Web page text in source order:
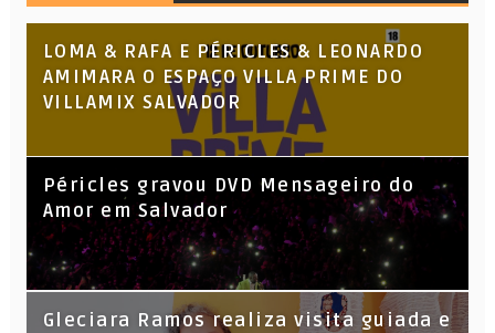
LOMA & RAFA E PÉRICLES & LEONARDO
AMIMARA O ESPAÇO VILLA PRIME DO
VILLAMIX SALVADOR
Péricles gravou DVD Mensageiro do
Amor em Salvador
KL Jay (Racionais MC’s), DJ Raíz e DJ
Gleciara Ramos realiza visita guiada e